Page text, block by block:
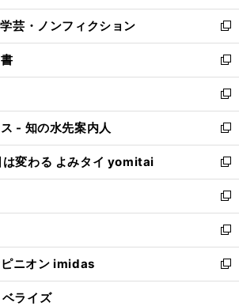
開
く
ウ
で
開
く
ン
ド
ウ
で
開
く
ウ
ィ
ン
ド
ウ
で
開
く
芸・ノンフィクション
新
し
い
ウ
ィ
ン
ド
ウ
で
開
く
新
し
い
ウ
ィ
ン
ド
ウ
で
開
く
新
し
い
ウ
ィ
ン
ド
ウ
で
開
く
- 知の水先案内人
新
し
い
ウ
ィ
ン
ド
ウ
で
開
は変わる よみタイ yomitai
新
し
い
ウ
ィ
ン
ド
ウ
新
し
い
ウ
ィ
ン
新
し
い
ウ
ニオン imidas
新
し
ライズ